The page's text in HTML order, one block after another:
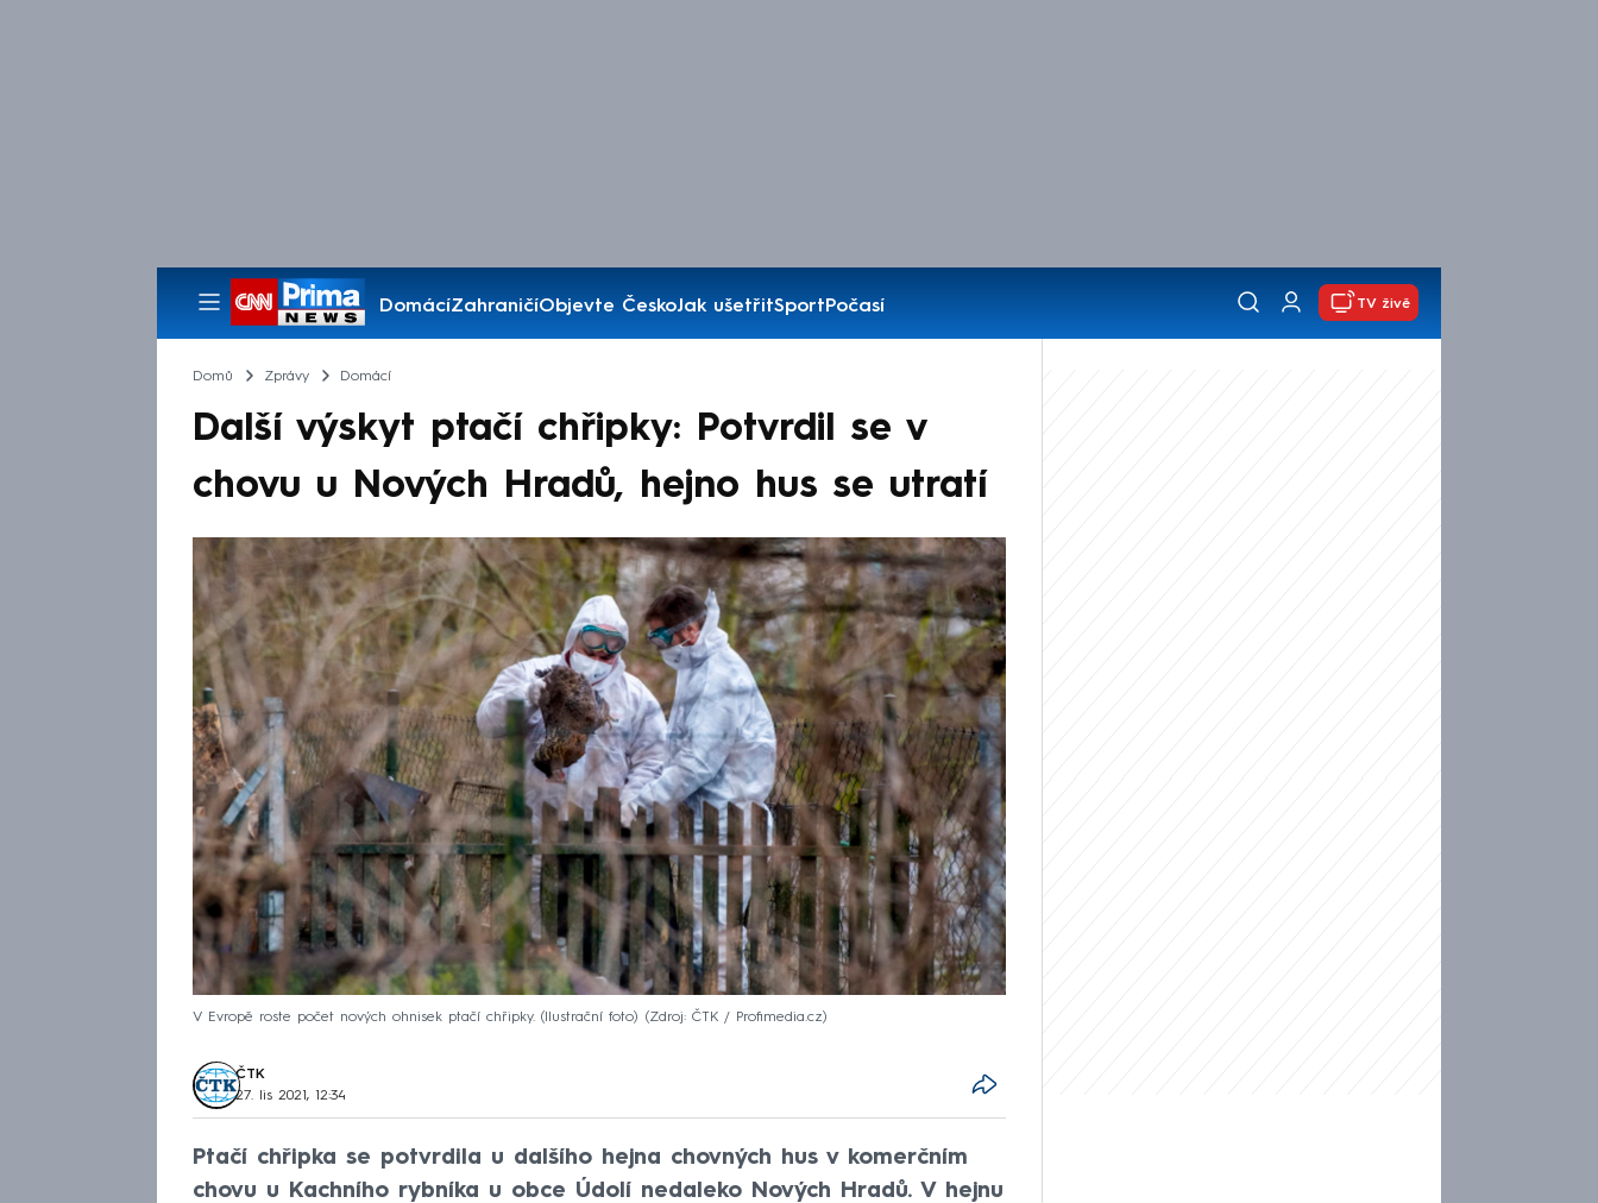
DomácíZahraničíObjevte ČeskoJak ušetřitSportPočasí
Pořady
TV živě
Domů Zprávy Domácí
Další výskyt ptačí chřipky: Potvrdil se v
chovu u Nových Hradů, hejno hus se utratí
V Evropě roste počet nových ohnisek ptačí chřipky. (Ilustrační foto) Zdroj: ČTK / Profimedia.cz
ČTK
27. lis 2021, 12:34
Ptačí chřipka se potvrdila u dalšího hejna chovných hus v komerčním
chovu u Kachního rybníka u obce Údolí nedaleko Nových Hradů. V hejnu